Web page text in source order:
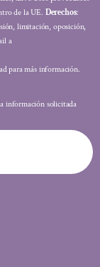
de la UE. Derechos:
limitación, oposición,
a
para más información.
información solicitada